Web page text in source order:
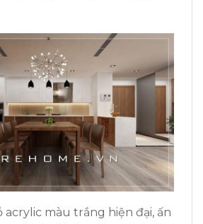
acrylic màu trắng hiện đại, ấn